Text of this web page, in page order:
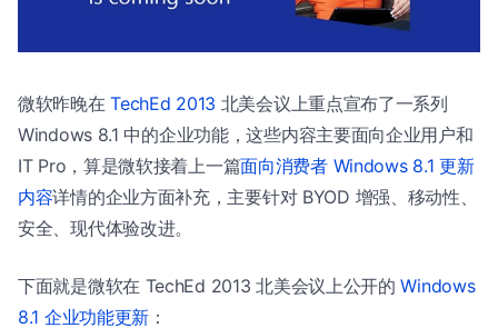
微软昨晚在TechEd 2013 北美会议上重点宣布了一系列
Windows 8.1 中的企业功能，这些内容主要面向企业用户和
IT Pro，算是微软接着上一篇面向消费者 Windows 8.1 更新
内容详情的企业方面补充，主要针对 BYOD 增强、移动性、
安全、现代体验改进。
下面就是微软在 TechEd 2013 北美会议上公开的Windows
8.1 企业功能更新 ：